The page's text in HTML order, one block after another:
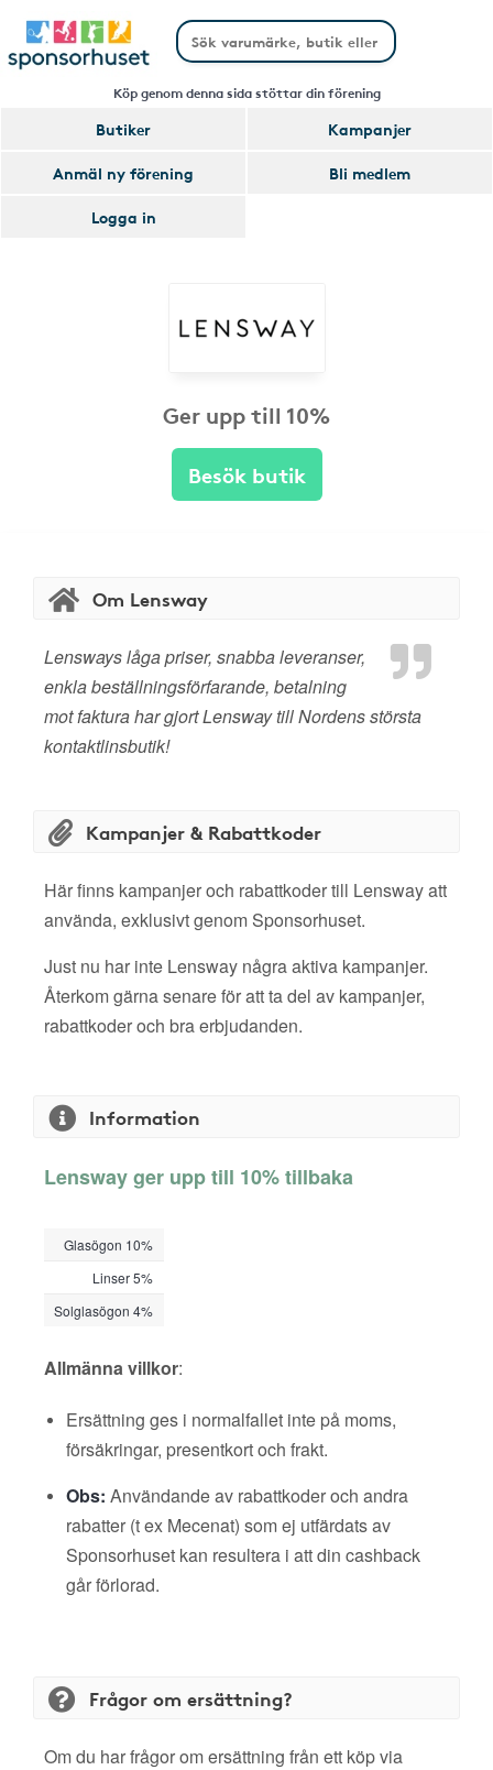
Köp genom denna sida stöttar din förening
Butiker
Kampanjer
Anmäl ny förening
Bli medlem
Logga in
Ger upp till 10%
Besök butik
Om Lensway
Lensways låga priser, snabba leveranser,
enkla beställningsförfarande, betalning
mot faktura har gjort Lensway till Nordens största
kontaktlinsbutik!
Kampanjer & Rabattkoder
Här finns kampanjer och rabattkoder till Lensway att
använda, exklusivt genom Sponsorhuset.
Just nu har inte Lensway några aktiva kampanjer.
Återkom gärna senare för att ta del av kampanjer,
rabattkoder och bra erbjudanden.
Information
Lensway ger upp till 10% tillbaka
Glasögon 10%
Linser 5%
Solglasögon 4%
Allmänna villkor:
Ersättning ges i normalfallet inte på moms,
försäkringar, presentkort och frakt.
Obs: Användande av rabattkoder och andra
rabatter (t ex Mecenat) som ej utfärdats av
Sponsorhuset kan resultera i att din cashback
går förlorad.
Frågor om ersättning?
Om du har frågor om ersättning från ett köp via